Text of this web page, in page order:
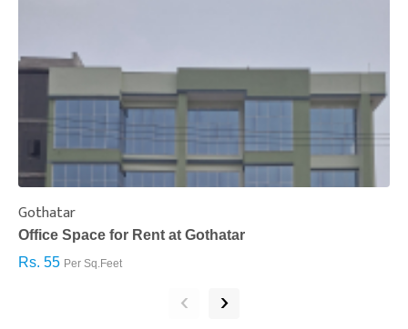
Gothatar
Office Space for Rent at Gothatar
Rs. 55 Per Sq.Feet
‹ ›